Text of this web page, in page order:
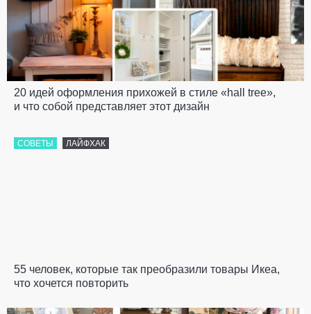
20 идей оформления прихожей в стиле «hall tree»,
и что собой представляет этот дизайн
СОВЕТЫ ЛАЙФХАК
55 человек, которые так преобразили товары Икеа,
что хочется повторить